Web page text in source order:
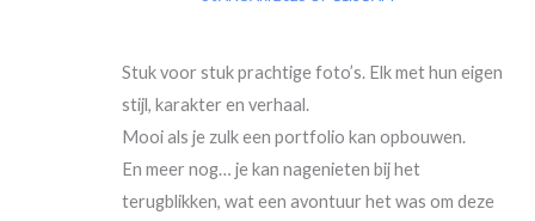
Stuk voor stuk prachtige foto’s. Elk met hun eigen
stijl, karakter en verhaal.
Mooi als je zulk een portfolio kan opbouwen.
En meer nog… je kan nagenieten bij het
terugblikken, wat een avontuur het was om deze